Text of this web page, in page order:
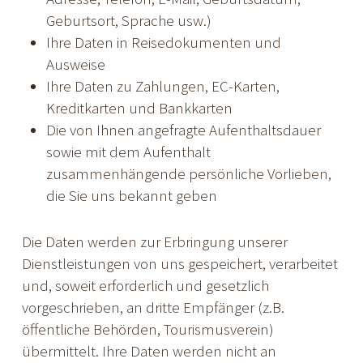
Geburtsort, Sprache usw.)
Ihre Daten in Reisedokumenten und
Ausweise
Ihre Daten zu Zahlungen, EC-Karten,
Kreditkarten und Bankkarten
Die von Ihnen angefragte Aufenthaltsdauer
sowie mit dem Aufenthalt
zusammenhängende persönliche Vorlieben,
die Sie uns bekannt geben
Die Daten werden zur Erbringung unserer
Dienstleistungen von uns gespeichert, verarbeitet
und, soweit erforderlich und gesetzlich
vorgeschrieben, an dritte Empfänger (z.B.
öffentliche Behörden, Tourismusverein)
übermittelt. Ihre Daten werden nicht an